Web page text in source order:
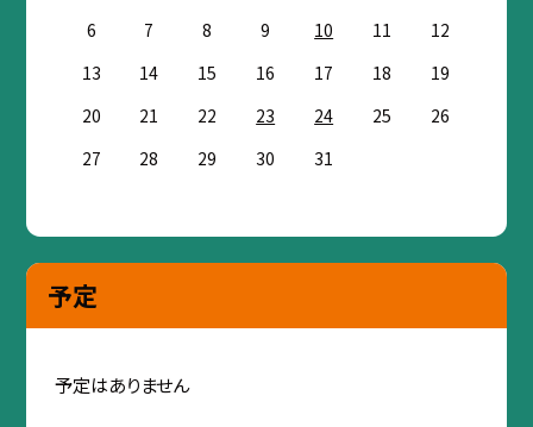
6
7 8 9 10 11
12
13
14 15 16 17 18
19
20
21 22 23 24 25
26
27
28 29 30 31
予定
予定はありません